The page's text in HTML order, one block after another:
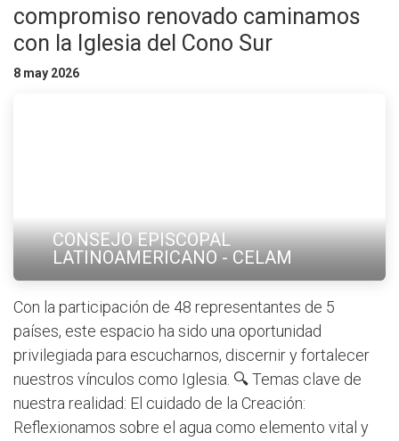
compromiso renovado caminamos
con la Iglesia del Cono Sur
8 may 2026
CONSEJO EPISCOPAL
LATINOAMERICANO - CELAM
Con la participación de 48 representantes de 5
países, este espacio ha sido una oportunidad
privilegiada para escucharnos, discernir y fortalecer
nuestros vínculos como Iglesia. 🔍 Temas clave de
nuestra realidad: El cuidado de la Creación:
Reflexionamos sobre el agua como elemento vital y